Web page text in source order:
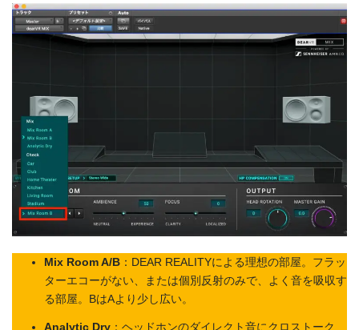
Mix Room A/B ：DEAR REALITYによる理想の部屋。フラッ
ターエコーがない、または個別反射のみで、よく音を吸収す
る部屋。BはAより少し広い。
Analytic Dry ：ヘッドホンのダイレクト音にクロストーク